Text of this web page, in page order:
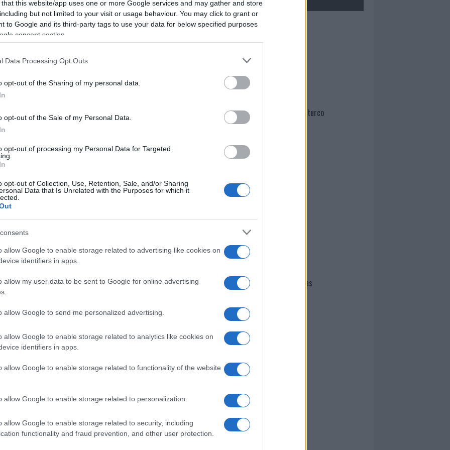
that this website/app uses one or more Google services and may gather and store
but not limited to your visit or usage behaviour. You may click to grant or
to Google and its third-party tags to use your data for below specified purposes
consent section.
Data Processing Opt Outs
opt-out of the Sharing of my personal data.
opt-out of the Sale of my Personal Data.
opt-out of processing my Personal Data for Targeted
opt-out of Collection, Use, Retention, Sale, and/or Sharing
Data that Is Unrelated with the Purposes for which it
allow Google to enable storage related to advertising like cookies on
identifiers in apps.
allow my user data to be sent to Google for online advertising
allow Google to send me personalized advertising.
allow Google to enable storage related to analytics like cookies on
identifiers in apps.
allow Google to enable storage related to functionality of the website
allow Google to enable storage related to personalization.
allow Google to enable storage related to security, including
functionality and fraud prevention, and other user protection.
cliccandoqui
nella sezione
Ospedale Dettosi Tempio Pausania
di GalluraOggi.it
i tuoi video e le tue foto
+39 345 356 7512
news daGoogle News
Mario Malu
Martina Agostina Diturco
I nostri cari
I nostri cari
Giovannimaria Cabras